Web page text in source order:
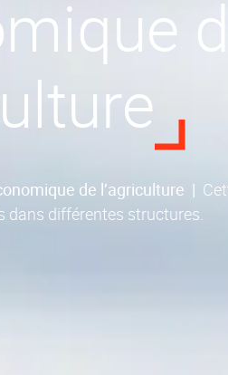
de l’agriculture |
dans différentes structures.